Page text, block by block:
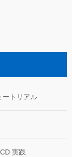
ートリアル
実践